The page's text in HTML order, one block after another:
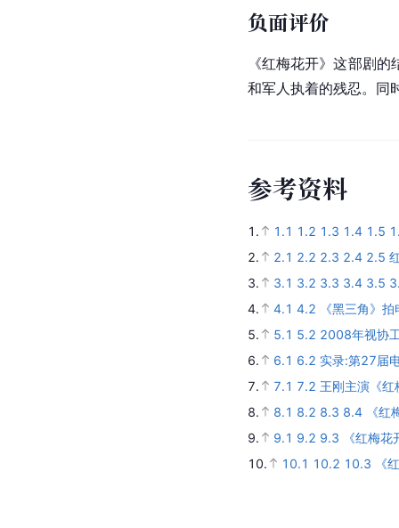
负面评价
《红梅花开》这部剧
和军人执着的残忍。同
参考资料
1. 1.1 1.2 1.3 1.4 1.5
2.
2.1 2.2 2.3 2.4 2.5
3.
3.1 3.2 3.3 3.4 3.5
4.
4.1 4.2
《黑三角》
5.
5.1 5.2 2008年视协
6.
6.1 6.2 实录:第27届
7.
7.1 7.2 王刚主演《
8.
8.1 8.2 8.3 8.4
《
9.
9.1 9.2 9.3
《红梅
10.
10.1 10.2 10.3 《